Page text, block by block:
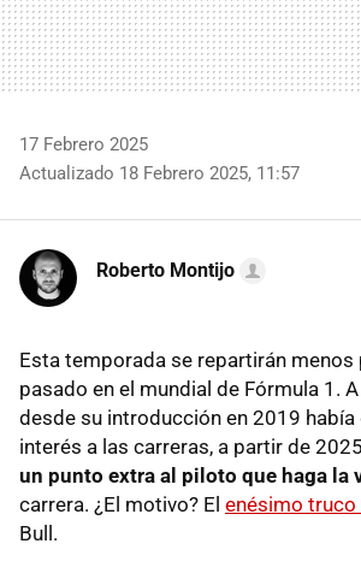
17 Febrero 2025
Actualizado 18 Febrero 2025, 11:57
Roberto Montijo
Esta temporada se repartirán menos
pasado en el mundial de Fórmula 1.
desde su introducción en 2019 había
interés a las carreras, a partir de 2025
un punto extra al piloto que haga la
carrera. ¿El motivo? El enésimo truco
Bull.